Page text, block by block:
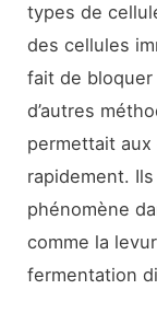
types de
des cellules
fait de bloquer
d’autres
permettait
rapidement.
phénomène
comme la
fermentation